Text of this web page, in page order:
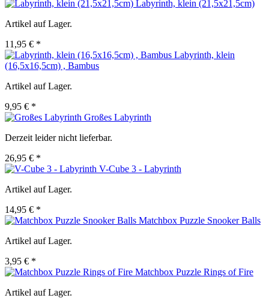
Labyrinth, klein (21,5x21,5cm)
Artikel auf Lager.
11,95 € *
Labyrinth, klein
(16,5x16,5cm) , Bambus
Artikel auf Lager.
9,95 € *
Großes Labyrinth
Derzeit leider nicht lieferbar.
26,95 € *
V-Cube 3 - Labyrinth
Artikel auf Lager.
14,95 € *
Matchbox Puzzle Snooker Balls
Artikel auf Lager.
3,95 € *
Matchbox Puzzle Rings of Fire
Artikel auf Lager.